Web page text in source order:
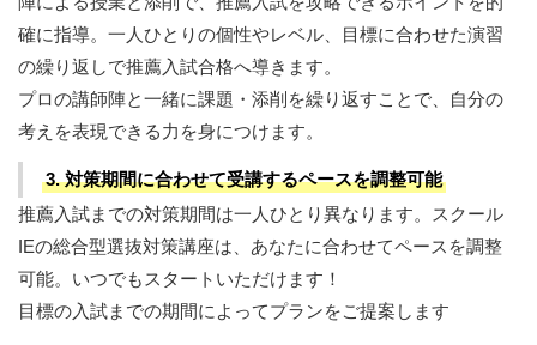
確に指導。一人ひとりの個性やレベル、目標に合わせた演習
の繰り返しで推薦入試合格へ導きます。
プロの講師陣と一緒に課題・添削を繰り返すことで、自分の
考えを表現できる力を身につけます。
3. 対策期間に合わせて受講するペースを調整可能
推薦入試までの対策期間は一人ひとり異なります。スクール
IEの総合型選抜対策講座は、あなたに合わせてペースを調整
可能。いつでもスタートいただけます！
目標の入試までの期間によってプランをご提案します